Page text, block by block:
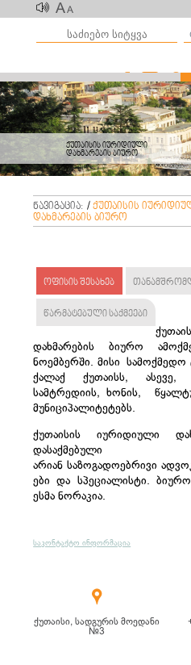
AA
ქუთაისის იურიდიული
დახმარების ბიურო
ნავიგაცია: / ქუთაისის
დახმარების ბიურო
ოფისის შესახებ
წარმატებული საქმეები
დახმარების ბიურო
ნოემბერში. მისი
ქალაქ ქუთაისს, ასევე,
სამტრედიის, ხონის,
მუნიციპალიტეტებს.
ქუთაისის იურიდიული
დასაქმებული
არიან საზოგადოებრივი
ები და სპეციალისტი.
ესმა ნორაკია.
საკონტაქტო ინფორმაცია

ქუთაისი, სადგურის მოედანი
№3